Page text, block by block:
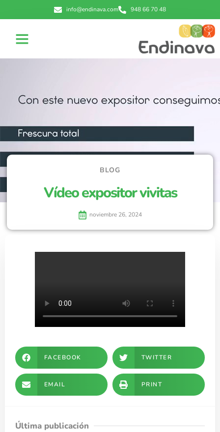
info@endinava.com 948 66 70 48
BLOG
Vídeo expositor vivitas
noviembre 26, 2024
FACEBOOK TWITTER
EMAIL PRINT
Última publicación